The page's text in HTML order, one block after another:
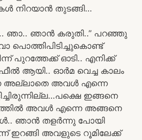
നിറയാൻ തുടങ്ങി…
ഞാ.. ഞാൻ കരുതി..” പറഞ്ഞു
പൊത്തിപിടിച്ചുകൊണ്ട്
പുറത്തേക്ക് ഓടി.. എനിക്ക്
ആയി.. ഓർമ വെച്ച കാലം
അല്ലാതെ അവൾ എന്നെ
ഇങ്ങനെ
അവൾ എന്നെ അങ്ങനെ
ഞാൻ തളർന്നു പോയി
ഇറങ്ങി അവളുടെ റൂമിലേക്ക്